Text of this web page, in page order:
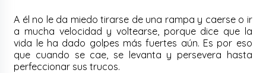
A él no le da miedo tirarse de una rampa y caerse o ir
a mucha velocidad y voltearse, porque dice que la
vida le ha dado golpes más fuertes aún. Es por eso
que cuando se cae, se levanta y persevera hasta
perfeccionar sus trucos.